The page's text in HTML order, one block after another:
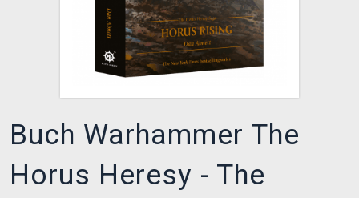
Buch Warhammer The
Horus Heresy - The